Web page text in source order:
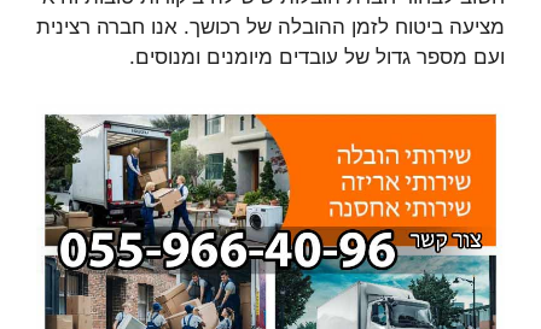
מציעה ביטוח לזמן ההובלה של רכושך. אנו חברה רצינית
ועם מספר גדול של עובדים מיומנים ומנוסים.